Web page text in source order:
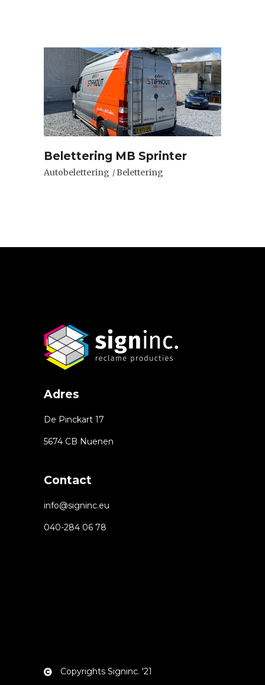
Belettering MB Sprinter
Autobelettering Belettering
Adres
De Pinckart 17
5674 CB Nuenen
Contact
info@signinc.eu
040-284 06 78
Copyrights Signinc. '21